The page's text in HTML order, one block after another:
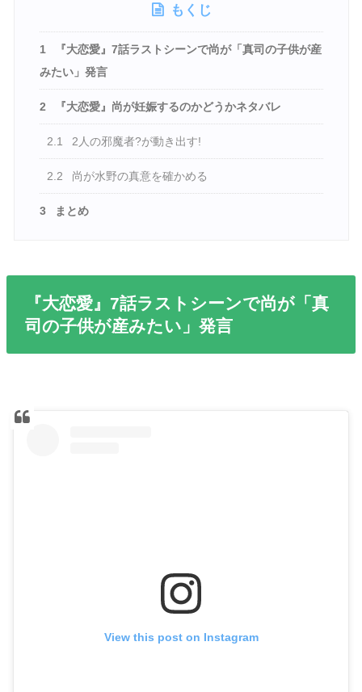
もくじ
1
『大恋愛』7話ラストシーンで尚が「真司の子供が産
みたい」発言
2 『大恋愛』尚が妊娠するのかどうかネタバレ
2.1 2人の邪魔者?が動き出す!
2.2 尚が水野の真意を確かめる
3 まとめ
『大恋愛』7話ラストシーンで尚が「真
司の子供が産みたい」発言
View this post on Instagram